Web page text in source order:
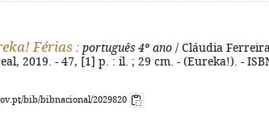
Férias : português 4º ano / Cláudia
2019. - 47, [1] p. : il. ; 29 cm. - (Eureka!). -
bib/bibnacional/2029820